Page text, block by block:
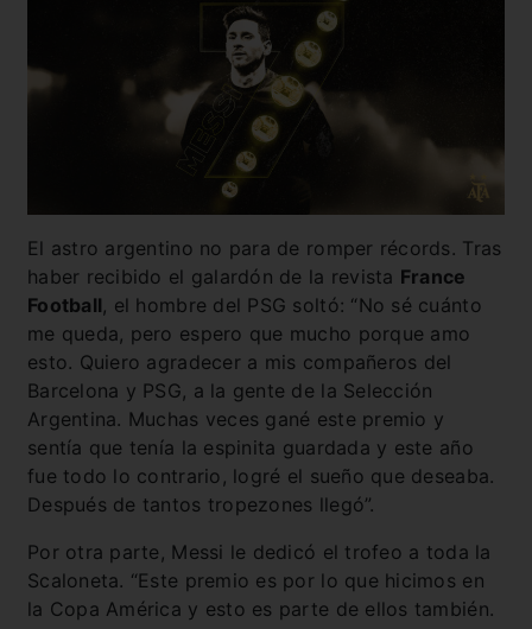
El astro argentino no para de romper récords. Tras
haber recibido el galardón de la revista France
Football, el hombre del PSG soltó: “No sé cuánto
me queda, pero espero que mucho porque amo
esto. Quiero agradecer a mis compañeros del
Barcelona y PSG, a la gente de la Selección
Argentina. Muchas veces gané este premio y
sentía que tenía la espinita guardada y este año
fue todo lo contrario, logré el sueño que deseaba.
Después de tantos tropezones llegó”.
Por otra parte, Messi le dedicó el trofeo a toda la
Scaloneta. “Este premio es por lo que hicimos en
la Copa América y esto es parte de ellos también.